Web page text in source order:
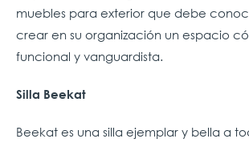
muebles para exterior que debe
crear en su organización un espacio
funcional y vanguardista.
Silla Beekat
Beekat es una silla ejemplar y bella a